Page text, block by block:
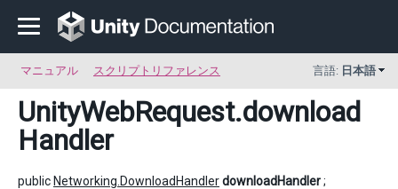
マニュアル スクリプトリファレンス 言語: 日本語
UnityWebRequest.download
Handler
public Networking.DownloadHandlerdownloadHandler;